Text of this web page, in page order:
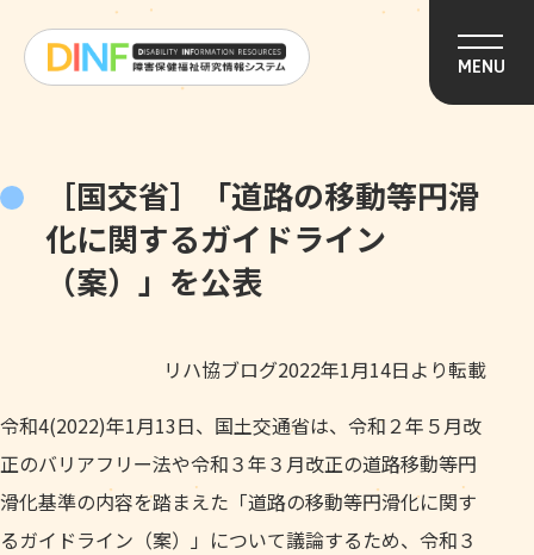
MENU
［国交省］「道路の移動等円滑
化に関するガイドライン
（案）」を公表
リハ協ブログ2022年1月14日より転載
令和4(2022)年1月13日、国土交通省は、令和２年５月改
正のバリアフリー法や令和３年３月改正の道路移動等円
滑化基準の内容を踏まえた「道路の移動等円滑化に関す
るガイドライン（案）」について議論するため、令和３